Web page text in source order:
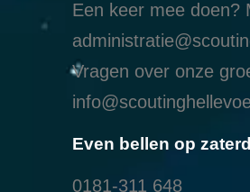
Een keer mee doen?
Vragen over onze
Even bellen op
0181-311 648